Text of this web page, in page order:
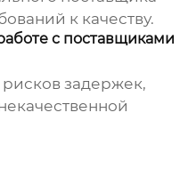
к качеству.
с поставщиками
задержек,